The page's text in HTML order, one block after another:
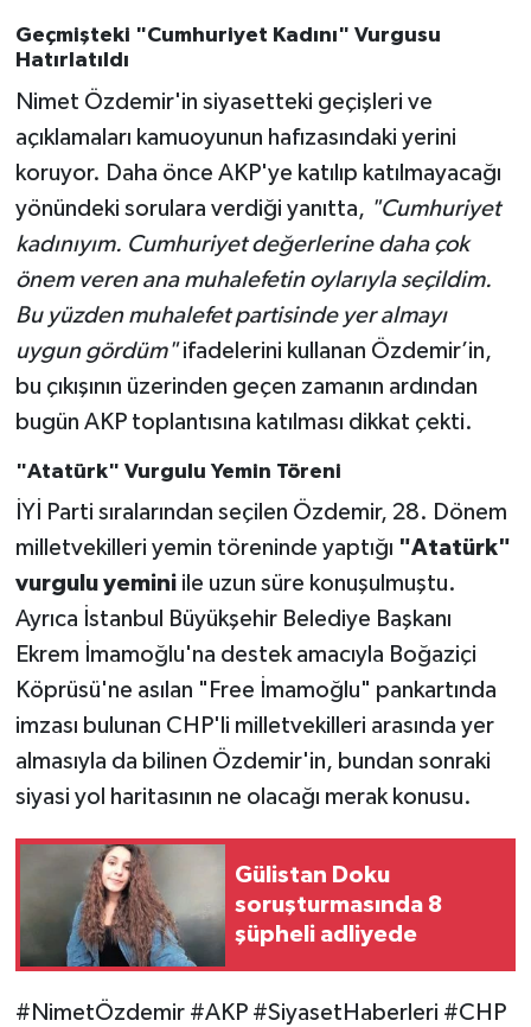
Geçmişteki "Cumhuriyet Kadını" Vurgusu
Hatırlatıldı
Nimet Özdemir'in siyasetteki geçişleri ve
açıklamaları kamuoyunun hafızasındaki yerini
koruyor. Daha önce AKP'ye katılıp katılmayacağı
yönündeki sorulara verdiği yanıtta, "Cumhuriyet
kadınıyım. Cumhuriyet değerlerine daha çok
önem veren ana muhalefetin oylarıyla seçildim.
Bu yüzden muhalefet partisinde yer almayı
uygun gördüm"ifadelerini kullanan Özdemir’in,
bu çıkışının üzerinden geçen zamanın ardından
bugün AKP toplantısına katılması dikkat çekti.
"Atatürk" Vurgulu Yemin Töreni
İYİ Parti sıralarından seçilen Özdemir, 28. Dönem
milletvekilleri yemin töreninde yaptığı "Atatürk"
vurgulu yeminiile uzun süre konuşulmuştu.
Ayrıca İstanbul Büyükşehir Belediye Başkanı
Ekrem İmamoğlu'na destek amacıyla Boğaziçi
Köprüsü'ne asılan "Free İmamoğlu" pankartında
imzası bulunan CHP'li milletvekilleri arasında yer
almasıyla da bilinen Özdemir'in, bundan sonraki
siyasi yol haritasının ne olacağı merak konusu.
Gülistan Doku
soruşturmasında 8
şüpheli adliyede
#NimetÖzdemir #AKP #SiyasetHaberleri #CHP